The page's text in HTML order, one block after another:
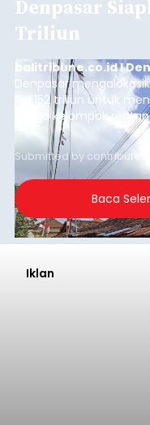
Denpasar
Triliun
balitribune.co.id I
Denpasar
Rp1,152 triliun untuk
warga kelompok
garis kemiskinan.
guna menjaga
kelompok desil 5 dan 6
merosot ke kategori
Submitted by contributor
Baca
Iklan